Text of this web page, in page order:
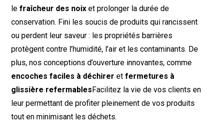
le fraîcheur des noixet prolonger la durée de
conservation. Fini les soucis de produits qui rancissent
ou perdent leur saveur : les propriétés barrières
protègent contre l’humidité, l’air et les contaminants. De
plus, nos conceptions d’ouverture innovantes, comme
encoches faciles à déchirer et fermetures à
glissière refermablesFacilitez la vie de vos clients en
leur permettant de profiter pleinement de vos produits
tout en minimisant les déchets.